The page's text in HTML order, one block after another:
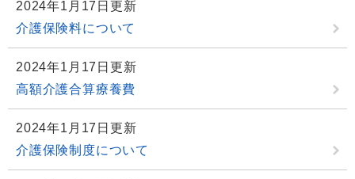
2024年1月17日更新
介護保険料について
2024年1月17日更新
高額介護合算療養費
2024年1月17日更新
介護保険制度について